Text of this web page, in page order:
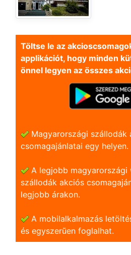
Töltse le az
applikációt, hogy minden
önnel legyen az összes
Magyarországi szállodák
csomagajánlatai egy helyen.
A legjobb magyarországi
szállodák akciós
legjobb árakon.
A mobilalkalmazás
és egyszerũen foglalhat.